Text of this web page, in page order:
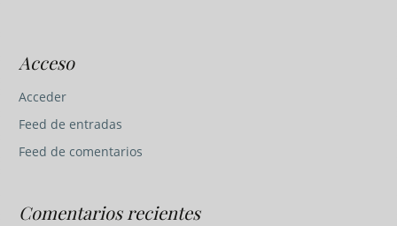
Acceso
Acceder
Feed de entradas
Feed de comentarios
Comentarios recientes